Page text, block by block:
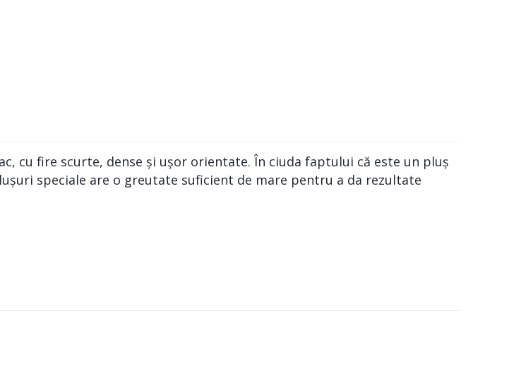
cu fire scurte, dense și ușor orientate. În ciuda faptului că este un pluș
speciale are o greutate suficient de mare pentru a da rezultate